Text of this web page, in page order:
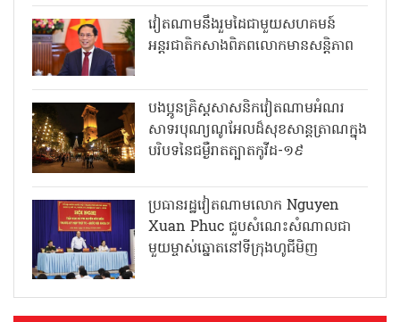
វៀតណាមនឹងរួមដៃជាមួយសហគមន៍
អន្តរជាតិកសាងពិភពលោកមានសន្តិភាព
បងប្អូនគ្រិស្តសាសនិកវៀតណាមអំណរ
សាទរបុណ្យណូអែលដ៏សុខសាន្តត្រាណក្នុង
បរិបទនៃជម្ងឺរាតត្បាតកូវីដ-១៩
ប្រធានរដ្ឋវៀតណាមលោក Nguyen
Xuan Phuc ជួបសំណេះសំណាលជា
មួយម្ចាស់ឆ្នោតនៅទីក្រុងហូជីមិញ